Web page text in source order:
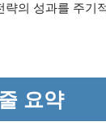
략의 성과를 주기
요약